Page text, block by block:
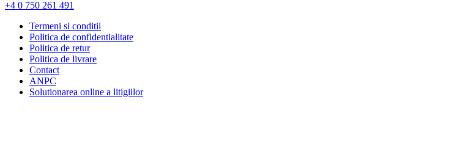
+4 0 750 261 491
Termeni si conditii
Politica de confidentialitate
Politica de retur
Politica de livrare
Contact
ANPC
Solutionarea online a litigiilor